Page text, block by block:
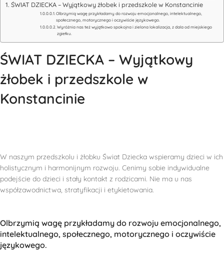
ŚWIAT DZIECKA – Wyjątkowy żłobek i przedszkole w Konstancinie
Olbrzymią wagę przykładamy do rozwoju emocjonalnego, intelektualnego,
społecznego, motorycznego i oczywiście językowego.
Wyróżnia nas też wyjątkowo spokojna i zielona lokalizacja, z dala od miejskiego
zgiełku.
ŚWIAT DZIECKA – Wyjątkowy
żłobek i przedszkole w
Konstancinie
W naszym przedszkolu i żłobku Świat Dziecka wspieramy dzieci w ich
holistycznym i harmonijnym rozwoju. Cenimy sobie indywidualne
podejście do dzieci i stały kontakt z rodzicami. Nie ma u nas
współzawodnictwa, stratyfikacji i etykietowania.
Olbrzymią wagę przykładamy do rozwoju emocjonalnego,
intelektualnego, społecznego, motorycznego i oczywiście
językowego.